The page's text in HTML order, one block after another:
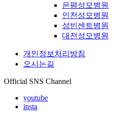
은평성모병원
인천성모병원
성빈센트병원
대전성모병원
개인정보처리방침
오시는길
Official SNS Channel
youtube
insta